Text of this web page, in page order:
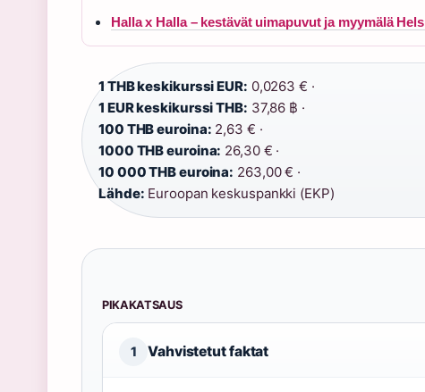
Halla x Halla – kestävät uimapuvut ja myymälä
1 THB keskikurssi EUR: 0,0263 € ·
1 EUR keskikurssi THB: 37,86 ฿ ·
100 THB euroina: 2,63 € ·
1000 THB euroina: 26,30 € ·
10 000 THB euroina: 263,00 € ·
Lähde: Euroopan keskuspankki (EKP)
PIKAKATSAUS
1 Vahvistetut faktat